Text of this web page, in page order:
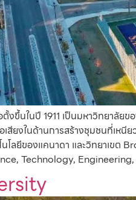
นในปี 1911 เป็นมหาวิทยาลัย
สียงในด้านการสร้างชุมชนที่เ
โลยีของแคนาดา และวิทยาเขต
Technology,